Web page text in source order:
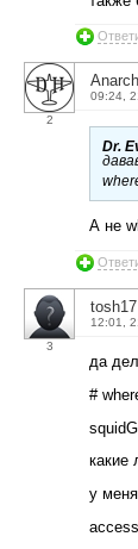
2
09:24,
Dr.
А не
3
tosh17
12:01,
да
#
какие
у